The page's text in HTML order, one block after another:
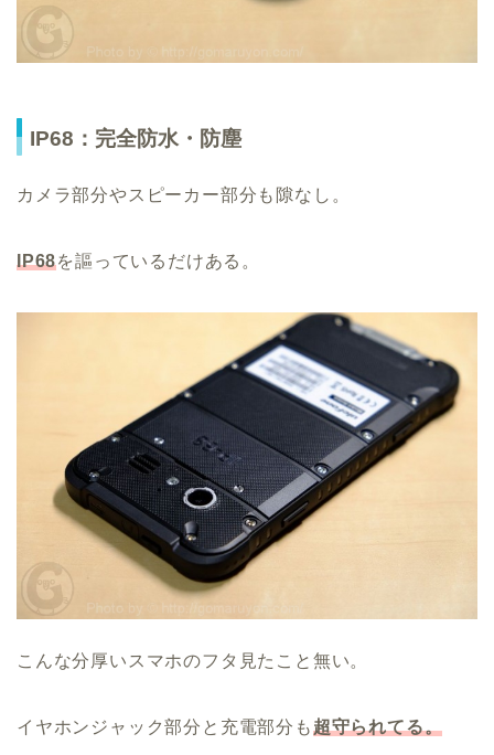
IP68：完全防水・防塵
カメラ部分やスピーカー部分も隙なし。
IP68を謳っているだけある。
こんな分厚いスマホのフタ見たこと無い。
イヤホンジャック部分と充電部分も超守られてる。